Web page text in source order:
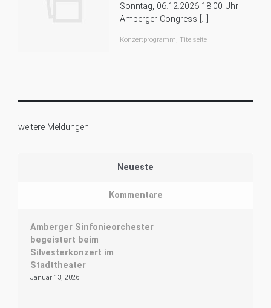
Sonntag, 06.12.2026 18:00 Uhr
Amberger Congress […]
Konzertprogramm, Titelseite
weitere Meldungen
Neueste
Kommentare
Amberger Sinfonieorchester
begeistert beim
Silvesterkonzert im
Stadttheater
Januar 13, 2026